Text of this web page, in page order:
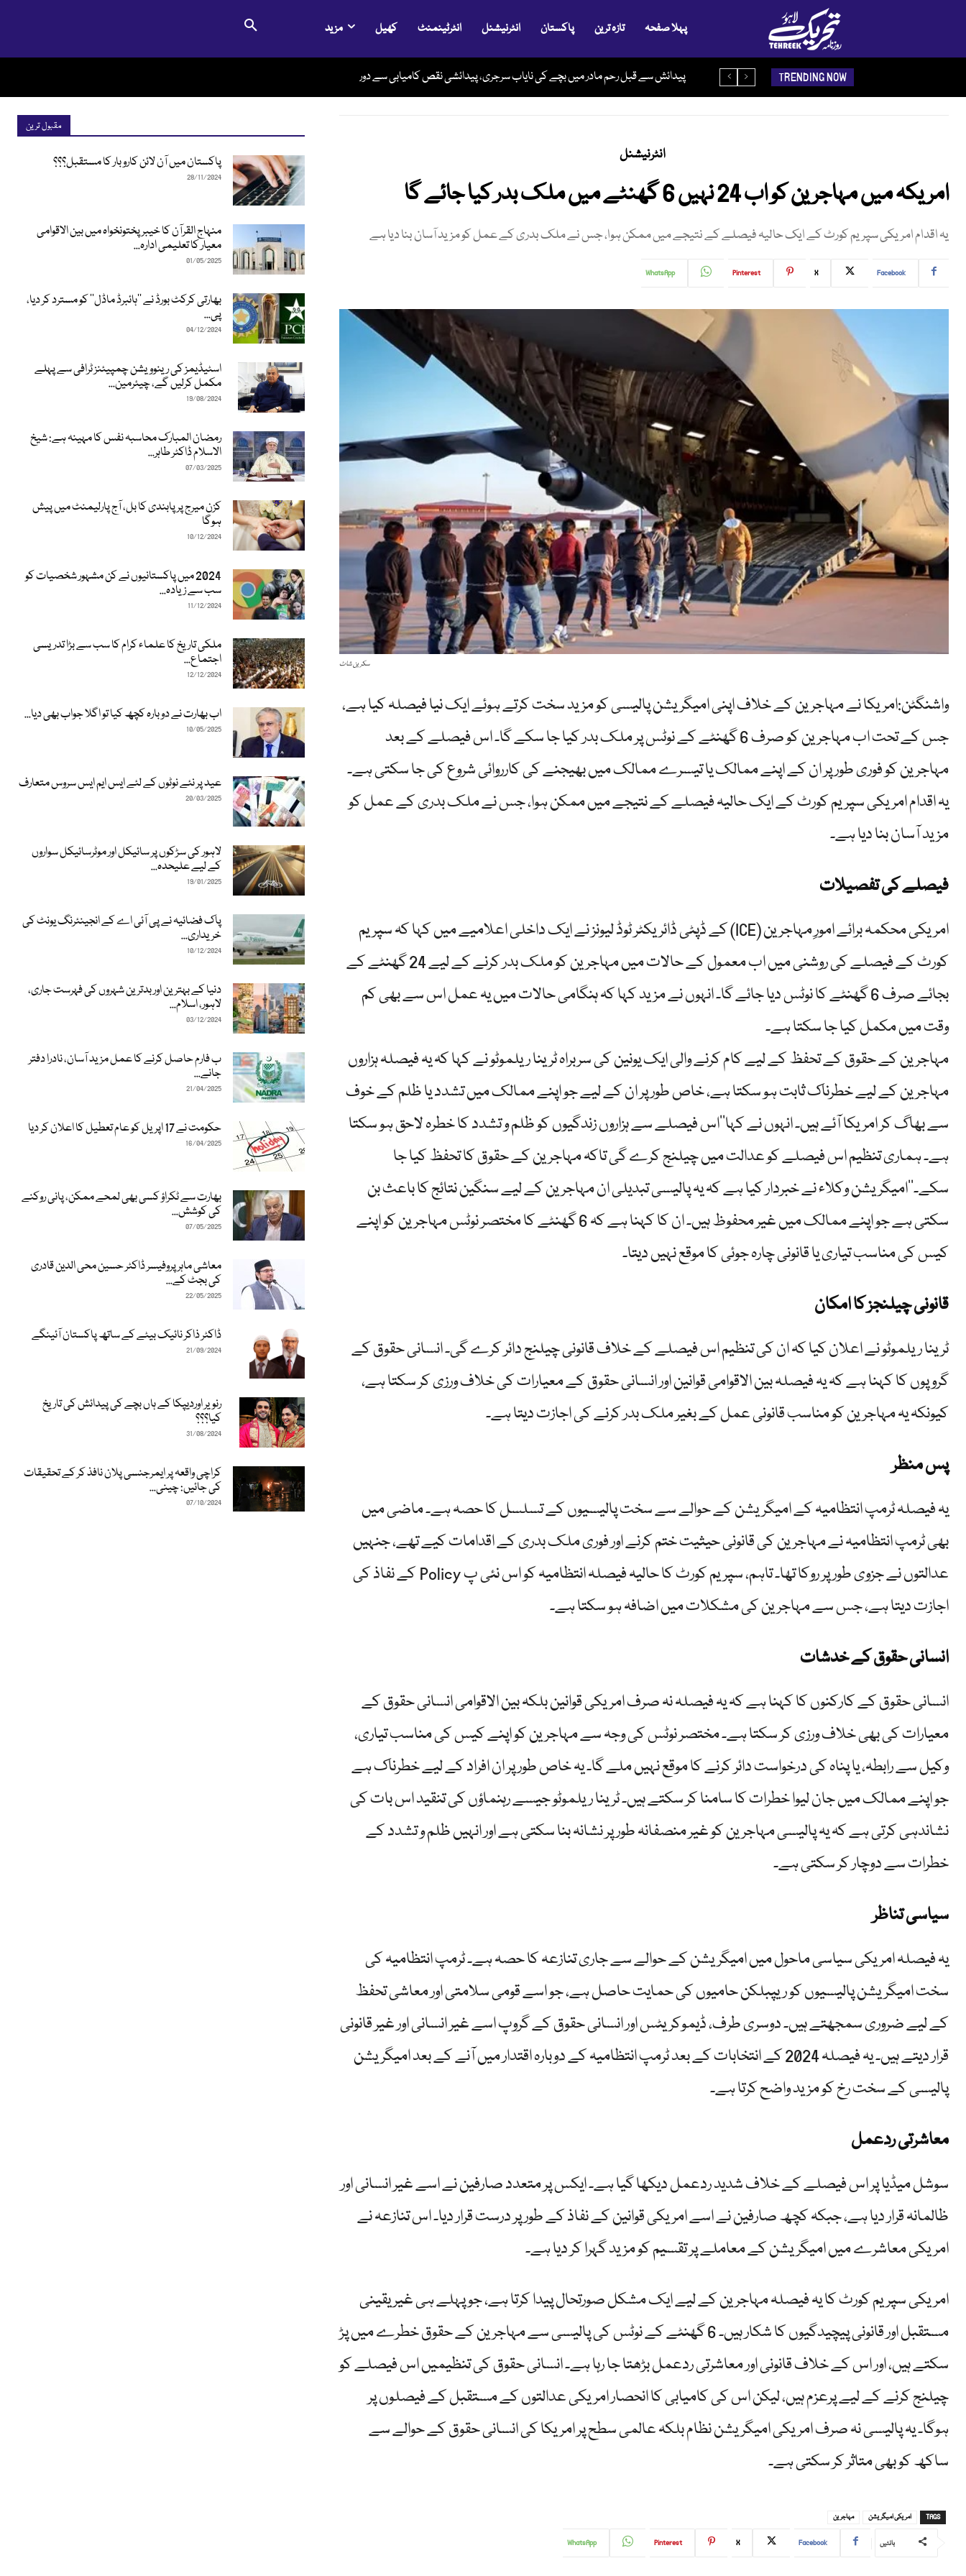
پہلا صفحہ تازہ ترین پاکستان انٹرنیشنل انٹرٹینمنٹ کھیل مزید
TRENDING NOW پیدائش سے قبل رحم مادر میں بچے کی نایاب سرجری، پیدائشی نقص کامیابی سے دور
آبنائے ہرمز فوری کھول دو، ورنہ سخت جواب ملے گا، ٹرمپ کا ایران کو نیا الٹی میٹم
انٹرنیشنل
امریکہ میں مہاجرین کو اب 24 نہیں 6 گھنٹے میں ملک بدر کیا جائے گا
یہ اقدام امریکی سپریم کورٹ کے ایک حالیہ فیصلے کے نتیجے میں ممکن ہوا، جس نے ملک بدری کے عمل کو مزید آسان بنا دیا ہے
Facebook
X
Pinterest
WhatsApp
سکرین شاٹ
واشنگٹن:امریکا نے مہاجرین کے خلاف اپنی امیگریشن پالیسی کو مزید سخت کرتے ہوئے ایک نیا فیصلہ کیا ہے،
جس کے تحت اب مہاجرین کو صرف 6 گھنٹے کے نوٹس پر ملک بدر کیا جا سکے گا۔ اس فیصلے کے بعد
مہاجرین کو فوری طور پر ان کے اپنے ممالک یا تیسرے ممالک میں بھیجنے کی کارروائی شروع کی جا سکتی ہے۔
یہ اقدام امریکی سپریم کورٹ کے ایک حالیہ فیصلے کے نتیجے میں ممکن ہوا، جس نے ملک بدری کے عمل کو
مزید آسان بنا دیا ہے۔
فیصلے کی تفصیلات
امریکی محکمہ برائے امورِ مہاجرین (ICE) کے ڈپٹی ڈائریکٹر ٹوڈ لیونز نے ایک داخلی اعلامیے میں کہا کہ سپریم
کورٹ کے فیصلے کی روشنی میں اب معمول کے حالات میں مہاجرین کو ملک بدر کرنے کے لیے 24 گھنٹے کے
بجائے صرف 6 گھنٹے کا نوٹس دیا جائے گا۔ انہوں نے مزید کہا کہ ہنگامی حالات میں یہ عمل اس سے بھی کم
وقت میں مکمل کیا جا سکتا ہے۔
مہاجرین کے حقوق کے تحفظ کے لیے کام کرنے والی ایک یونین کی سربراہ ٹرینا ریلموٹو نے کہا کہ یہ فیصلہ ہزاروں
مہاجرین کے لیے خطرناک ثابت ہو سکتا ہے، خاص طور پر ان کے لیے جو اپنے ممالک میں تشدد یا ظلم کے خوف
سے بھاگ کر امریکا آئے ہیں۔ انہوں نے کہا’’اس فیصلے سے ہزاروں زندگیوں کو ظلم و تشدد کا خطرہ لاحق ہو سکتا
ہے۔ ہماری تنظیم اس فیصلے کو عدالت میں چیلنج کرے گی تاکہ مہاجرین کے حقوق کا تحفظ کیا جا
سکے۔‘‘امیگریشن وکلاء نے خبردار کیا ہے کہ یہ پالیسی تبدیلی ان مہاجرین کے لیے سنگین نتائج کا باعث بن
سکتی ہے جو اپنے ممالک میں غیر محفوظ ہیں۔ ان کا کہنا ہے کہ 6 گھنٹے کا مختصر نوٹس مہاجرین کو اپنے
کیس کی مناسب تیاری یا قانونی چارہ جوئی کا موقع نہیں دیتا۔
قانونی چیلنجز کا امکان
ٹرینا ریلموٹو نے اعلان کیا کہ ان کی تنظیم اس فیصلے کے خلاف قانونی چیلنج دائر کرے گی۔ انسانی حقوق کے
گروپوں کا کہنا ہے کہ یہ فیصلہ بین الاقوامی قوانین اور انسانی حقوق کے معیارات کی خلاف ورزی کر سکتا ہے،
کیونکہ یہ مہاجرین کو مناسب قانونی عمل کے بغیر ملک بدر کرنے کی اجازت دیتا ہے۔
پس منظر
یہ فیصلہ ٹرمپ انتظامیہ کے امیگریشن کے حوالے سے سخت پالیسیوں کے تسلسل کا حصہ ہے۔ ماضی میں
بھی ٹرمپ انتظامیہ نے مہاجرین کی قانونی حیثیت ختم کرنے اور فوری ملک بدری کے اقدامات کیے تھے، جنہیں
عدالتوں نے جزوی طور پر روکا تھا۔ تاہم، سپریم کورٹ کا حالیہ فیصلہ انتظامیہ کو اس نئی پ Policy کے نفاذ کی
اجازت دیتا ہے، جس سے مہاجرین کی مشکلات میں اضافہ ہو سکتا ہے۔
انسانی حقوق کے خدشات
انسانی حقوق کے کارکنوں کا کہنا ہے کہ یہ فیصلہ نہ صرف امریکی قوانین بلکہ بین الاقوامی انسانی حقوق کے
معیارات کی بھی خلاف ورزی کر سکتا ہے۔ مختصر نوٹس کی وجہ سے مہاجرین کو اپنے کیس کی مناسب تیاری،
وکیل سے رابطہ، یا پناہ کی درخواست دائر کرنے کا موقع نہیں ملے گا۔ یہ خاص طور پر ان افراد کے لیے خطرناک ہے
جو اپنے ممالک میں جان لیوا خطرات کا سامنا کر سکتے ہیں۔ ٹرینا ریلموٹو جیسے رہنماؤں کی تنقید اس بات کی
نشاندہی کرتی ہے کہ یہ پالیسی مہاجرین کو غیر منصفانہ طور پر نشانہ بنا سکتی ہے اور انہیں ظلم و تشدد کے
خطرات سے دوچار کر سکتی ہے۔
سیاسی تناظر
یہ فیصلہ امریکی سیاسی ماحول میں امیگریشن کے حوالے سے جاری تنازعہ کا حصہ ہے۔ ٹرمپ انتظامیہ کی
سخت امیگریشن پالیسیوں کو ریپبلکن حامیوں کی حمایت حاصل ہے، جو اسے قومی سلامتی اور معاشی تحفظ
کے لیے ضروری سمجھتے ہیں۔ دوسری طرف، ڈیموکریٹس اور انسانی حقوق کے گروپ اسے غیر انسانی اور غیر قانونی
قرار دیتے ہیں۔ یہ فیصلہ 2024 کے انتخابات کے بعد ٹرمپ انتظامیہ کے دوبارہ اقتدار میں آنے کے بعد امیگریشن
پالیسی کے سخت رخ کو مزید واضح کرتا ہے۔
معاشرتی ردعمل
سوشل میڈیا پر اس فیصلے کے خلاف شدید ردعمل دیکھا گیا ہے۔ ایکس پر متعدد صارفین نے اسے غیر انسانی اور
ظالمانہ قرار دیا ہے، جبکہ کچھ صارفین نے اسے امریکی قوانین کے نفاذ کے طور پر درست قرار دیا۔ اس تنازعہ نے
امریکی معاشرے میں امیگریشن کے معاملے پر تقسیم کو مزید گہرا کر دیا ہے۔
امریکی سپریم کورٹ کا یہ فیصلہ مہاجرین کے لیے ایک مشکل صورتحال پیدا کرتا ہے، جو پہلے ہی غیر یقینی
مستقبل اور قانونی پیچیدگیوں کا شکار ہیں۔ 6 گھنٹے کے نوٹس کی پالیسی سے مہاجرین کے حقوق خطرے میں پڑ
سکتے ہیں، اور اس کے خلاف قانونی اور معاشرتی ردعمل بڑھتا جا رہا ہے۔ انسانی حقوق کی تنظیمیں اس فیصلے کو
چیلنج کرنے کے لیے پرعزم ہیں، لیکن اس کی کامیابی کا انحصار امریکی عدالتوں کے مستقبل کے فیصلوں پر
ہوگا۔ یہ پالیسی نہ صرف امریکی امیگریشن نظام بلکہ عالمی سطح پر امریکا کی انسانی حقوق کے حوالے سے
ساکھ کو بھی متاثر کر سکتی ہے۔
TAGS امریکی امیگریشن مہاجرین
بانٹیں Facebook
X
Pinterest
WhatsApp
مقبول ترین
پاکستان میں آن لائن کاروبار کا مستقبل؟؟؟
28/11/2024
منہاج القرآن کا خیبرپختونخواہ میں بین الاقوامی
معیار کا تعلیمی ادارہ...
01/05/2025
بھارتی کرکٹ بورڈ نے ’’ہائبرڈ ماڈل‘‘ کو مسترد کر دیا،
پی...
04/12/2024
اسٹیڈیمز کی رینوویشن چمپیئنز ٹرافی سے پہلے
مکمل کرلیں گے، چیئرمین...
19/08/2024
رمضان المبارک محاسبہ نفس کا مہینہ ہے: شیخ
الاسلام ڈاکٹر طاہر...
07/03/2025
کزن میرج پر پابندی کا بل، آج پارلیمنٹ میں پیش
ہوگا
10/12/2024
2024 میں پاکستانیوں نے کن مشہور شخصیات کو
سب سے زیادہ...
11/12/2024
ملکی تاریخ کا علماء کرام کا سب سے بڑا تدریسی
اجتماع...
12/12/2024
اب بھارت نے دوبارہ کچھ کیا تو اگلا جواب بھی دیا...
10/05/2025
عید پر نئے نوٹوں کے لئے ایس ایم ایس سروس متعارف
20/03/2025
لاہور کی سڑکوں پر سائیکل اور موٹرسائیکل سواروں
کے لیے علیحدہ...
19/01/2025
پاک فضائیہ نے پی آئی اے کے انجینئرنگ یونٹ کی
خریداری...
10/12/2024
دنیا کے بہترین اور بدترین شہروں کی فہرست جاری،
لاہور، اسلام...
03/12/2024
ب فارم حاصل کرنے کا عمل مزید آسان، نادرا دفتر
جانے...
21/04/2025
حکومت نے 17 اپریل کو عام تعطیل کا اعلان کر دیا
16/04/2025
بھارت سے ٹکراؤ کسی بھی لمحے ممکن، پانی روکنے
کی کوشش...
07/05/2025
معاشی ماہر پروفیسر ڈاکٹر حسین محی الدین قادری
کی بجٹ کے...
22/05/2025
ڈاکٹر ذاکر نائیک بیٹے کے ساتھ پاکستان آئینگے
21/09/2024
رنویر اوردیپکا کے ہاں بچے کی پیدائش کی تاریخ
کیا؟؟؟
31/08/2024
کراچی واقعہ پر ایمرجنسی پلان نافذ کر کے تحقیقات
کی جائیں: چینی...
07/10/2024